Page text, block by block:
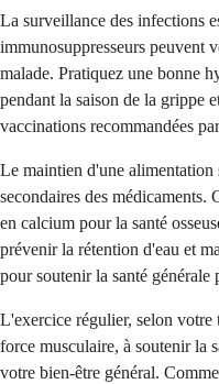
La surveillance des infections
immunosuppresseurs peuvent
malade. Pratiquez une bonne
pendant la saison de la grippe
vaccinations recommandées
Le maintien d'une alimentation
secondaires des médicaments.
en calcium pour la santé
prévenir la rétention d'eau et
pour soutenir la santé générale
L'exercice régulier, selon votre
force musculaire, à soutenir la
votre bien-être général.